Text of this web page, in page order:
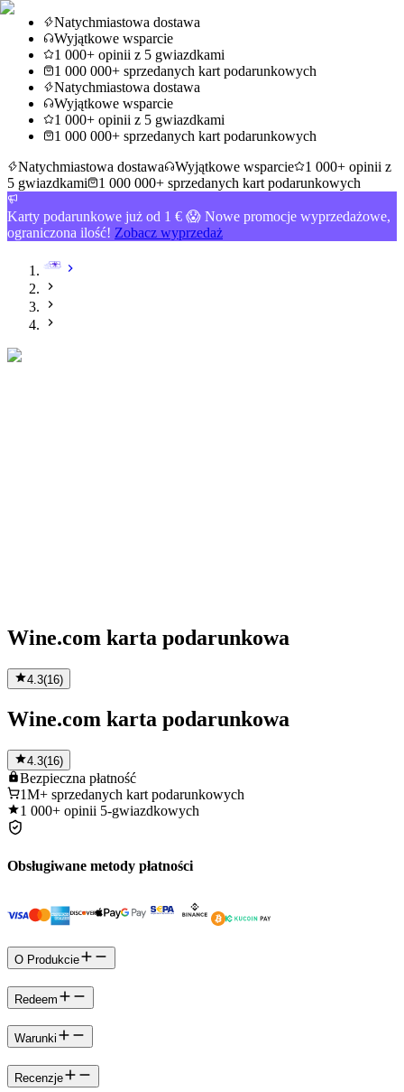
Natychmiastowa dostawa
Wyjątkowe wsparcie
1 000+ opinii z 5 gwiazdkami
1 000 000+ sprzedanych kart podarunkowych
Natychmiastowa dostawa
Wyjątkowe wsparcie
1 000+ opinii z 5 gwiazdkami
1 000 000+ sprzedanych kart podarunkowych
Natychmiastowa dostawa
Wyjątkowe wsparcie
1 000+ opinii z
5 gwiazdkami
1 000 000+ sprzedanych kart podarunkowych
Karty podarunkowe już od 1 € 😱 Nowe promocje wyprzedażowe,
ograniczona ilość! Zobacz wyprzedaż
Wine.com karta podarunkowa
4.3(16)
Wine.com karta podarunkowa
4.3(16)
Bezpieczna płatność
1M+ sprzedanych kart podarunkowych
1 000+ opinii 5-gwiazdkowych
Obsługiwane metody płatności
O Produkcie
Redeem
Warunki
Recenzje